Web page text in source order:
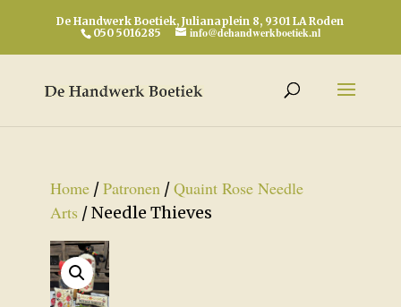
De Handwerk Boetiek, Julianaplein 8, 9301 LA Roden
050 5016285
info@dehandwerkboetiek.nl
Home/Patronen/Quaint Rose Needle
Arts / Needle Thieves